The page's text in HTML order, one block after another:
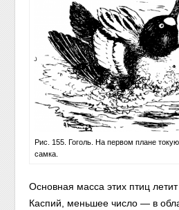
Рис. 155. Гоголь. На первом плане
самка.
Основная масса этих птиц
Каспий, меньшее число — в